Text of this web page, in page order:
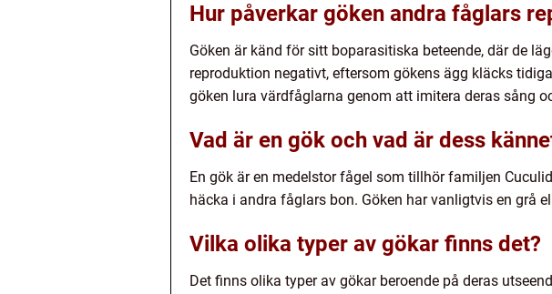
Hur påverkar göken andra fåglars
Göken är känd för sitt boparasitiska beteende, där de
reproduktion negativt, eftersom gökens ägg kläcks
göken lura värdfåglarna genom att imitera deras sång
Vad är en gök och vad är dess
En gök är en medelstor fågel som tillhör familjen
häcka i andra fåglars bon. Göken har vanligtvis en grå
Vilka olika typer av gökar finns det?
Det finns olika typer av gökar beroende på deras